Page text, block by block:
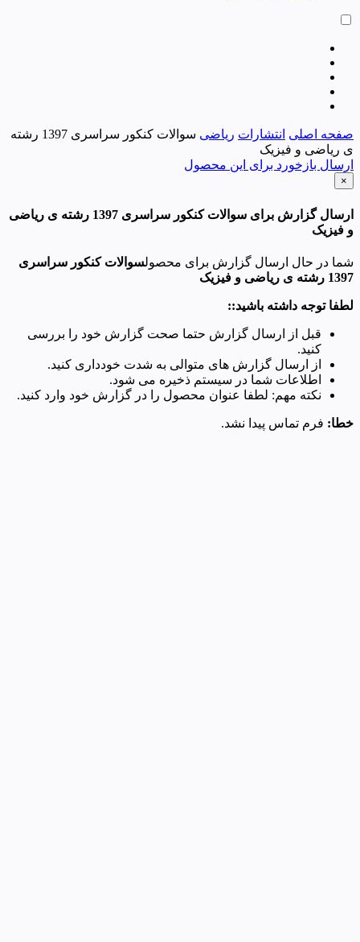
صفحه اصلی انتشارات ریاضی
سوالات کنکور سراسری 1397 رشته
ی ریاضی و فیزیک
ارسال بازخورد برای این محصول
×
ارسال گزارش برای سوالات کنکور سراسری 1397 رشته ی ریاضی
و فیزیک
شما در حال ارسال گزارش برای محصولسوالات کنکور سراسری
1397 رشته ی ریاضی و فیزیک
لطفا توجه داشته باشید::
قبل از ارسال گزارش حتما صحت گزارش خود را بررسی
کنید.
از ارسال گزارش های متوالی به شدت خودداری کنید.
اطلاعات شما در سیستم ذخیره می شود.
نکته مهم: لطفا عنوان محصول را در گزارش خود وارد کنید.
خطا: فرم تماس پیدا نشد.